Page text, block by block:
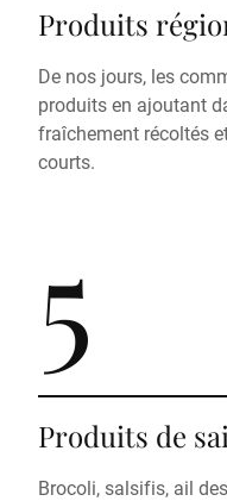
Produits
De nos jours, les
produits en ajoutant
fraîchement récoltés
courts.
5
Produits de
Brocoli, salsifis, ail